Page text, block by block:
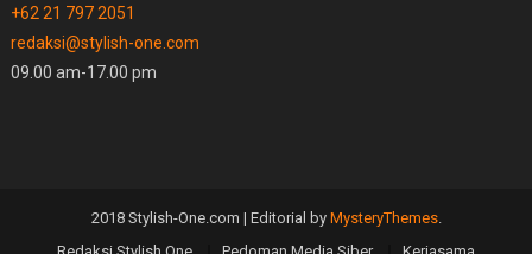
+62 21 797 2051
redaksi@stylish-one.com
09.00 am-17.00 pm
2018 Stylish-One.com | Editorial by MysteryThemes.